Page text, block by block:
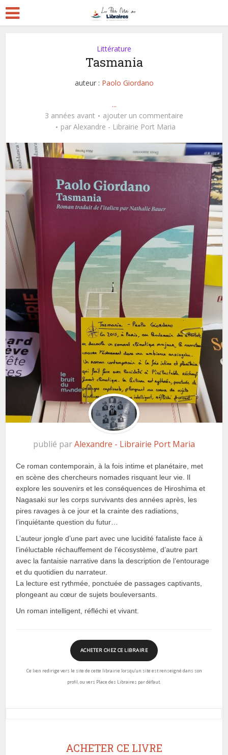
Littérature
Tasmania
auteur : Paolo Giordano
...
3 années avant
ajouter un commentaire
par Alexandre - Librairie Port Maria
publié parAlexandre - Librairie Port Maria
Ce roman contemporain, à la fois intime et planétaire, met
en scène des chercheurs nomades risquant leur vie. Il
explore les souvenirs et les conséquences de Hiroshima et
Nagasaki sur les corps survivants des années après, les
pires ravages à ce jour et la crainte des radiations,
l’inquiétante question du futur…
L’auteur jongle d’une part avec une lucidité fataliste face à
l’inéluctable réchauffement de l’écosystème, d’autre part
avec la fantaisie narrative dans la description de l’entourage
et du quotidien du narrateur.
La lecture est rythmée, ponctuée de passages captivants,
plongeant au cœur de sujets bouleversants.
Un roman intelligent, réfléchi et vivant.
ACHETER CHEZ CE LIBRAIRE
Ce lien redirige vers le site de cette librairie lorsqu’un site est renseigné dans son
profil, ou vers Place des Libraires par défaut.
ACHETER CE LIVRE